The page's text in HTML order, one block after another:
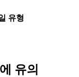
유형
유의